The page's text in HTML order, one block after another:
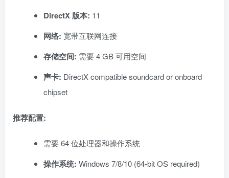
DirectX 版本: 11
网络: 宽带互联网连接
存储空间: 需要 4 GB 可用空间
声卡: DirectX compatible soundcard or onboard
chipset
推荐配置:
需要 64 位处理器和操作系统
操作系统: Windows 7/8/10 (64-bit OS required)